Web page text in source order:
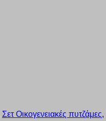
Σετ Οικογενειακές πυτζάμες,